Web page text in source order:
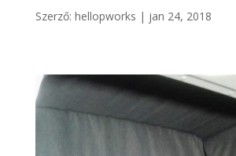
Szerző: hellopworks | jan 24, 2018